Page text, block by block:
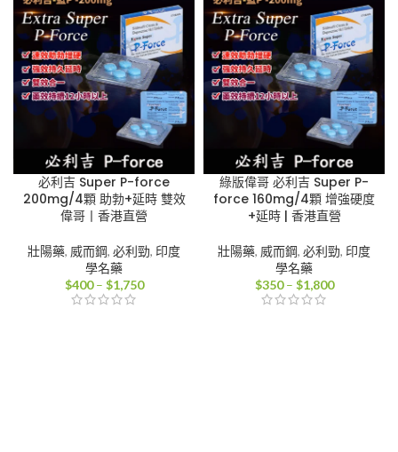
必利吉 Super P-force
200mg/4顆 助勃+延時 雙效
偉哥丨香港直營
壯陽藥, 威而鋼, 必利勁, 印度
學名藥
$400 – $1,750價
綠版偉哥 必利吉 Super P-
force 160mg/4顆 增強硬度
+延時 | 香港直營
壯陽藥, 威而鋼, 必利勁, 印度
學名藥
$350 – $1,800價